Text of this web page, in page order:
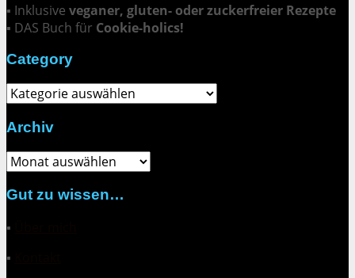
▪ Inklusive veganer, gluten- oder zuckerfreier Rezepte
▪ DAS Buch für Cookie-holics!
Category
Category
Archiv
Archiv
Gut zu wissen…
▪
▪